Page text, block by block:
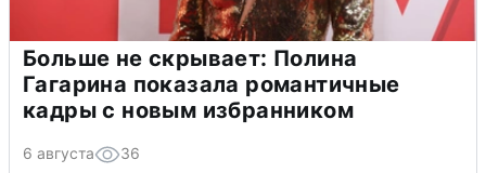
Больше не скрывает: Полина
Гагарина показала романтичные
кадры с новым избранником
6 августа 36